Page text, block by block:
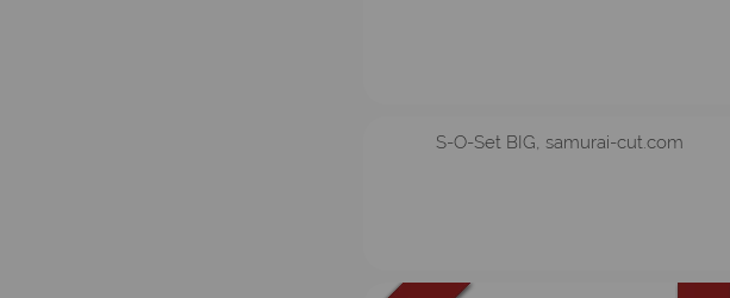
S-O-Set BIG, samurai-cut.com